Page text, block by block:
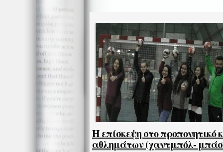
Η επίσκεψη στο προπονητικό
αθλημάτων (χαντμπόλ-